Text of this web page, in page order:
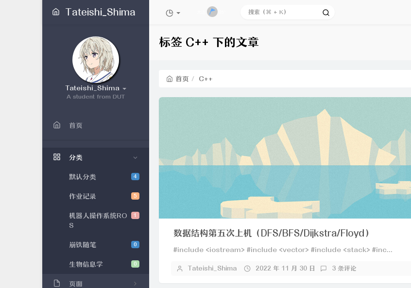
Tateishi_Shima
Tateishi_Shima
A student from DUT
首页
分类
4
默认分类
5
作业记录
1
机器人操作系统RO
S
0
崩铁随笔
0
生物信息学
页面
标签 C++ 下的文章
首页 C++
数据结构第五次上机（DFS/BFS/Dijkstra/Floyd）
#include <iostream> #include <vector> #include <stack> #inc...
Tateishi_Shima 2022 年 11 月 30 日 3 条评论